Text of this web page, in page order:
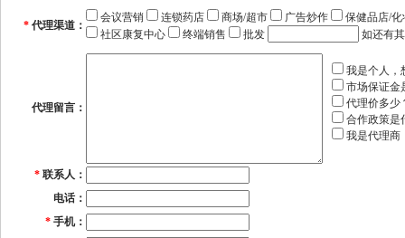
* 代理渠道：
会议营销 连锁药店 商场/超市 广告炒作
保健品店/化
社区康复中心
终端销售 批发 如还有
代理留言：
我是个人，
市场保证金
代理价多少
合作政策是
我是代理商
* 联系人：
电话：
* 手机：